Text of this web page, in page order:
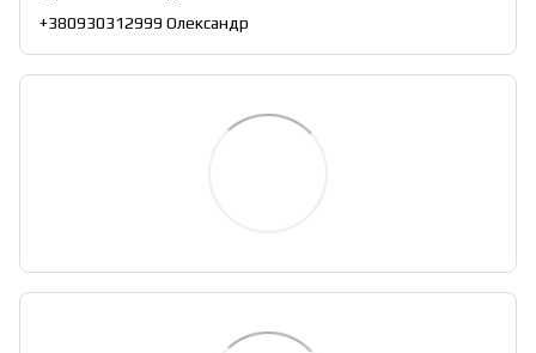
+380930312999 Олександр